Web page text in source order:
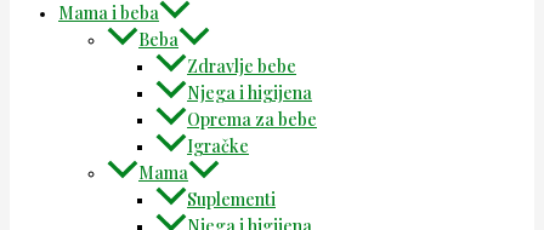
Mama i beba
Beba
Zdravlje bebe
Njega i higijena
Oprema za bebe
Igračke
Mama
Suplementi